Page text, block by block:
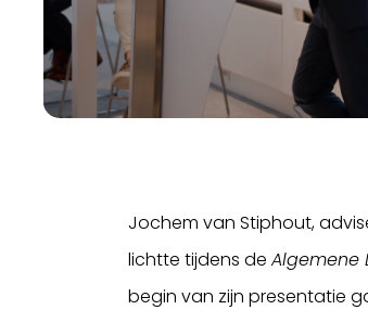
Jochem van Stiphout,
lichtte tijdens deAlgemene
begin van zijn presentatie